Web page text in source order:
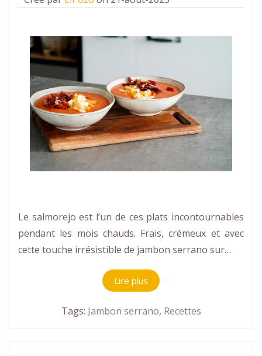
Le salmorejo est l’un de ces plats incontournables
pendant les mois chauds. Frais, crémeux et avec
cette touche irrésistible de jambon serrano sur…
Lire plus
Tags: Jambon serrano, Recettes